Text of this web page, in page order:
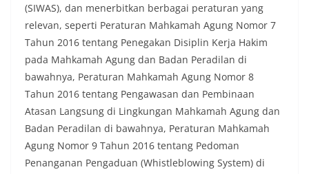
(SIWAS), dan menerbitkan berbagai peraturan yang
relevan, seperti Peraturan Mahkamah Agung Nomor 7
Tahun 2016 tentang Penegakan Disiplin Kerja Hakim
pada Mahkamah Agung dan Badan Peradilan di
bawahnya, Peraturan Mahkamah Agung Nomor 8
Tahun 2016 tentang Pengawasan dan Pembinaan
Atasan Langsung di Lingkungan Mahkamah Agung dan
Badan Peradilan di bawahnya, Peraturan Mahkamah
Agung Nomor 9 Tahun 2016 tentang Pedoman
Penanganan Pengaduan (Whistleblowing System) di